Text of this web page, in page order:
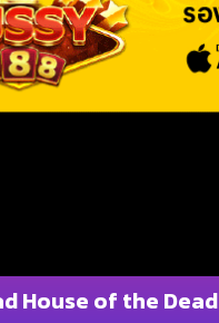
House of the Dead